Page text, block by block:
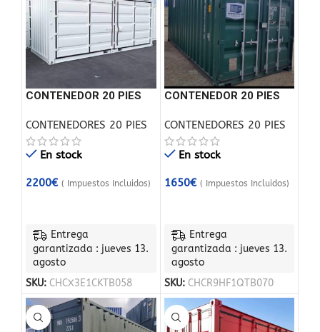
CONTENEDOR 20 PIES
ABIERTO/
CONTENEDORES 20 PIES
En stock
2200€ ( Impuestos Incluidos)
Entrega
garantizada : jueves 13.
agosto
SKU: CHCX3E1CKTB058
CONTENEDOR 20 PIES
CONTENEDORES 20 PIES
En stock
1650€ ( Impuestos Incluidos)
Entrega
garantizada : jueves 13.
agosto
SKU: CHCR9HF1QTB070